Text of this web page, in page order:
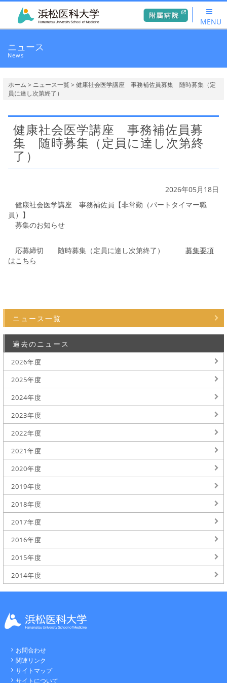
MENU
ニュース
News
ホーム > ニュース一覧> 健康社会医学講座 事務補佐員募集 随時募集（定
員に達し次第終了）
健康社会医学講座 事務補佐員募
集 随時募集（定員に達し次第終
了）
2026年05月18日
健康社会医学講座 事務補佐員【非常勤（パートタイマー職
員） 】
募集のお知らせ
応募締切 随時募集（定員に達し次第終了） 募集要項
はこちら
ニュース一覧
過去のニュース
2026年度
2025年度
2024年度
2023年度
2022年度
2021年度
2020年度
2019年度
2018年度
2017年度
2016年度
2015年度
2014年度
お問合わせ
関連リンク
サイトマップ
サイトについて